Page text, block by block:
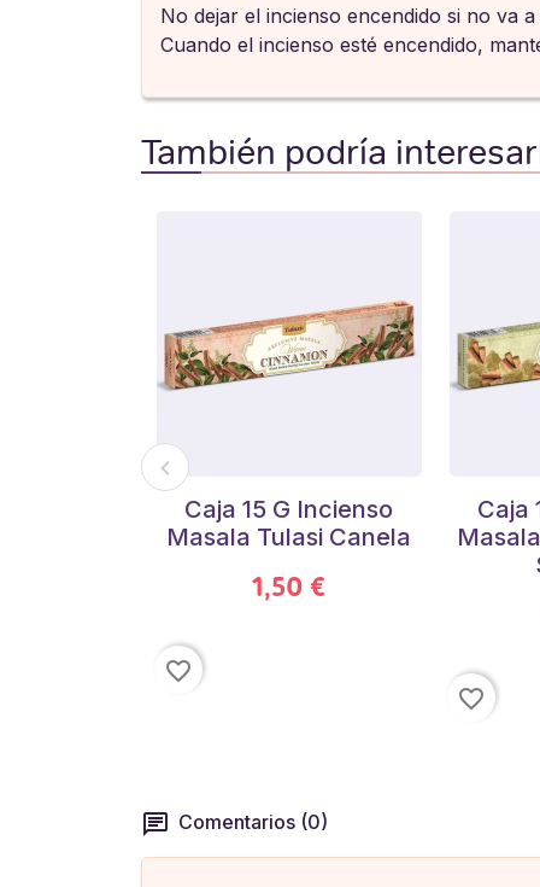
No dejar el incienso encendido si no va
Cuando el incienso esté encendido,
También podría
Caja 15 G Incienso
Masala Tulasi Canela
1,50 €
favorite_border
Caja
favorite_border
Comentarios (0)